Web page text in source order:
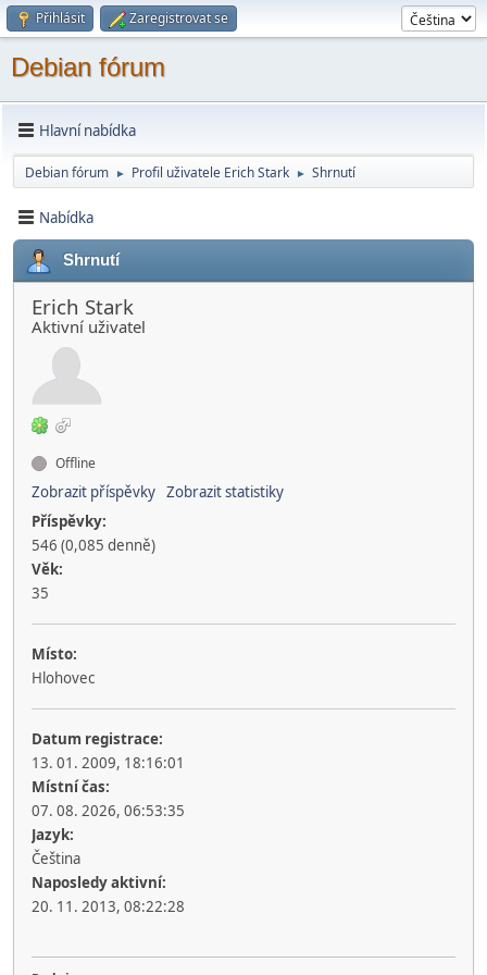
Přihlásit Zaregistrovat se
Debian fórum
Hlavní nabídka
Debian fórum ► Profil uživatele Erich Stark ► Shrnutí
Nabídka
Shrnutí
Erich Stark
Aktivní­ uživatel
Offline
Zobrazit příspěvky Zobrazit statistiky
Příspěvky:
546 (0,085 denně)
Věk:
35
Místo:
Hlohovec
Datum registrace:
13. 01. 2009, 18:16:01
Místní čas:
07. 08. 2026, 06:53:35
Jazyk:
Čeština
Naposledy aktivní:
20. 11. 2013, 08:22:28